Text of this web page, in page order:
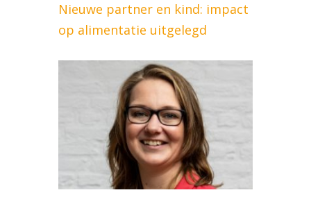
Nieuwe partner en kind: impact
op alimentatie uitgelegd